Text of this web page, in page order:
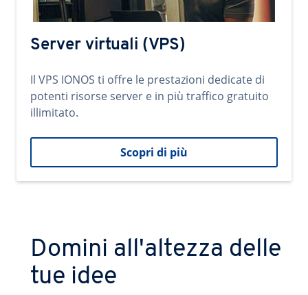
Server virtuali (VPS)
Il VPS IONOS ti offre le prestazioni dedicate di
potenti risorse server e in più traffico gratuito
illimitato.
Scopri di più
Domini all'altezza delle
tue idee